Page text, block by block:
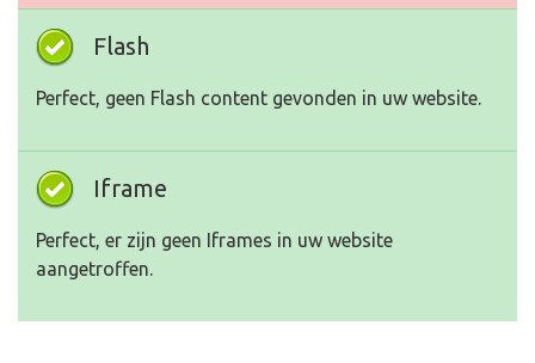
Flash
Perfect, geen Flash content gevonden in uw website.
Iframe
Perfect, er zijn geen Iframes in uw website
aangetroffen.